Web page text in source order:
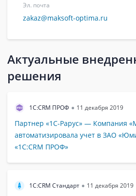
Эл. почта
zakaz@maksoft-optima.ru
Актуальные
решения
1С:CRM ПРОФ 11 декабря 2019
Партнер «1С-Рарус» — Компания
автоматизировала учет в ЗАО
«1С:CRM ПРОФ»
1C:CRM Стандарт 11 декабря 2019